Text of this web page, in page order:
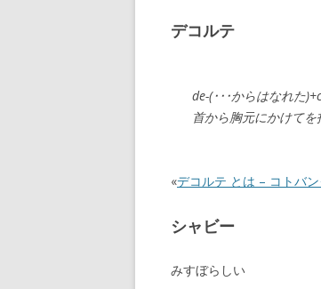
デコルテ
de-(･･･からはなれた
首から胸元にかけてを
«デコルテ とは – コトバン
シャビー
みすぼらしい